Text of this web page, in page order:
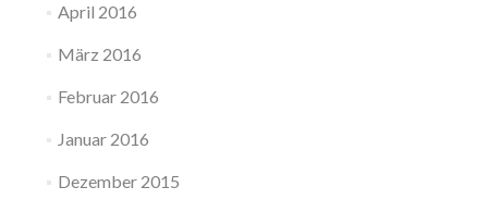
April 2016
März 2016
Februar 2016
Januar 2016
Dezember 2015